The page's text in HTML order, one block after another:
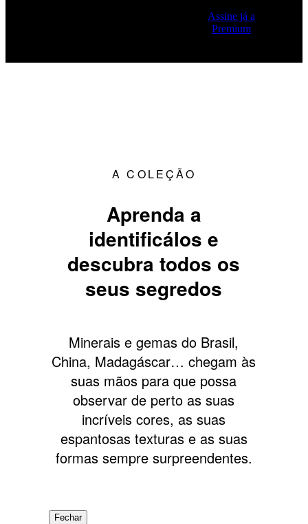
Assine já a
Premium
A COLEÇÃO
Aprenda a
identificálos e
descubra todos os
seus segredos
Minerais e gemas do Brasil,
China, Madagáscar… chegam às
suas mãos para que possa
observar de perto as suas
incríveis cores, as suas
espantosas texturas e as suas
formas sempre surpreendentes.
Fechar